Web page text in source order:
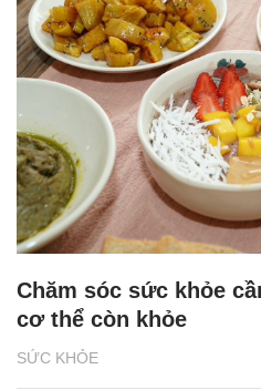
SỨC KHỎE
Chăm sóc sức khỏe
cơ thể còn khỏe